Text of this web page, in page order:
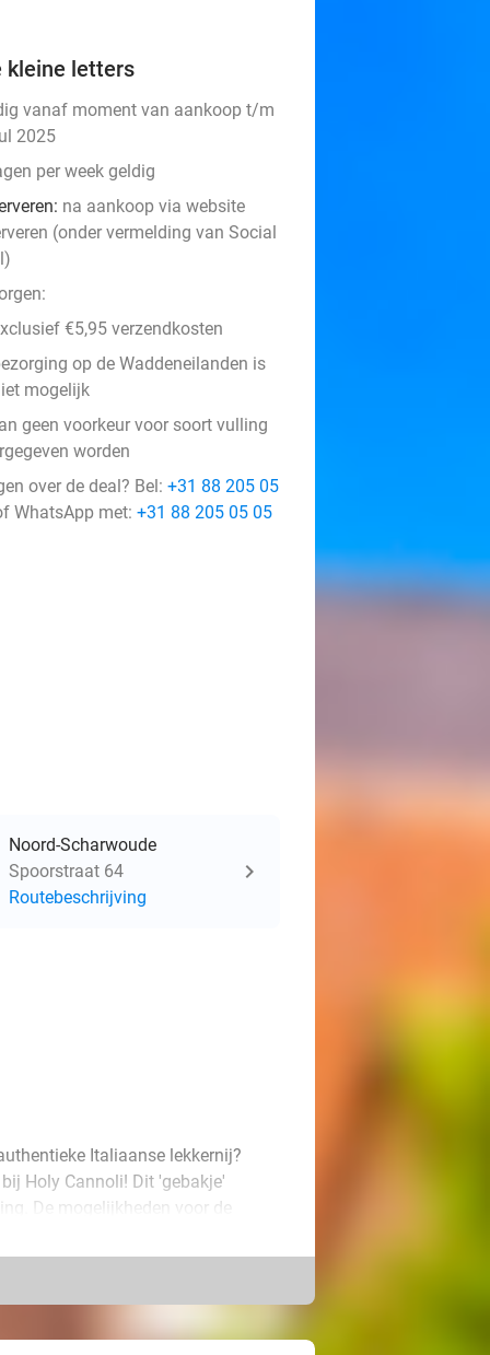
kleine letters
vanaf moment van aankoop t/m
2025
per week geldig
na aankoop via website
(onder vermelding van Social
€5,95 verzendkosten
op de Waddeneilanden is
mogelijk
geen voorkeur voor soort vulling
worden
over de deal? Bel: +31 88 205 05
WhatsApp met: +31 88 205 05 05
Noord-Scharwoude
Spoorstraat 64
Routebeschrijving
Italiaanse lekkernij?
Holy Cannoli! Dit 'gebakje'
De mogelijkheden voor de
Buon appetito!